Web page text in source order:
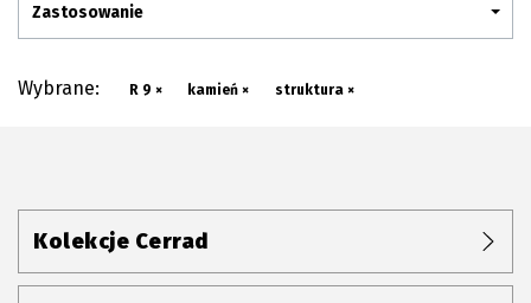
Zastosowanie
Wybrane: R 9 × kamień × struktura ×
Kolekcje Cerrad